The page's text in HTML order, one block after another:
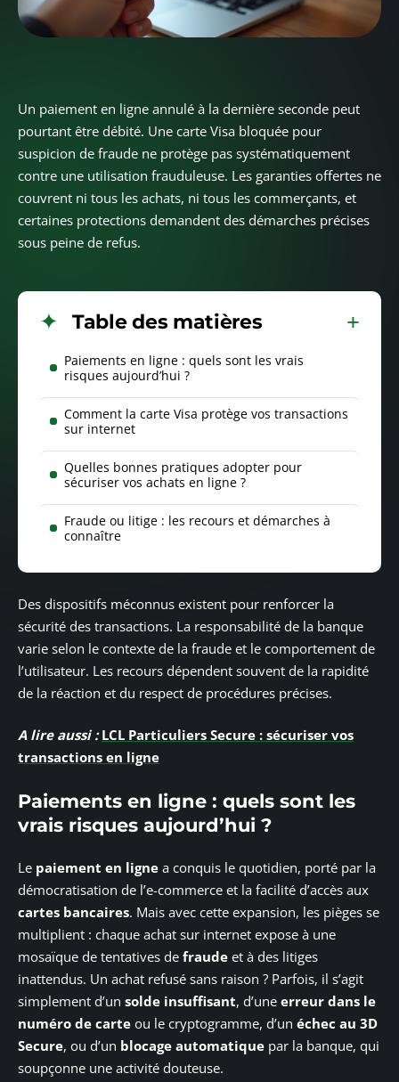
Un paiement en ligne annulé à la dernière seconde peut
pourtant être débité. Une carte Visa bloquée pour
suspicion de fraude ne protège pas systématiquement
contre une utilisation frauduleuse. Les garanties offertes ne
couvrent ni tous les achats, ni tous les commerçants, et
certaines protections demandent des démarches précises
sous peine de refus.
Table des matières
Paiements en ligne : quels sont les vrais
risques aujourd’hui ?
Comment la carte Visa protège vos transactions
sur internet
Quelles bonnes pratiques adopter pour
sécuriser vos achats en ligne ?
Fraude ou litige : les recours et démarches à
connaître
Des dispositifs méconnus existent pour renforcer la
sécurité des transactions. La responsabilité de la banque
varie selon le contexte de la fraude et le comportement de
l’utilisateur. Les recours dépendent souvent de la rapidité
de la réaction et du respect de procédures précises.
A lire aussi : LCL Particuliers Secure : sécuriser vos
transactions en ligne
Paiements en ligne : quels sont les
vrais risques aujourd’hui ?
Le paiement en ligne a conquis le quotidien, porté par la
démocratisation de l’e-commerce et la facilité d’accès aux
cartes bancaires. Mais avec cette expansion, les pièges se
multiplient : chaque achat sur internet expose à une
mosaïque de tentatives de fraude et à des litiges
inattendus. Un achat refusé sans raison ? Parfois, il s’agit
simplement d’un solde insuffisant, d’une erreur dans le
numéro de carte ou le cryptogramme, d’un échec au 3D
Secure, ou d’un blocage automatique par la banque, qui
soupçonne une activité douteuse.